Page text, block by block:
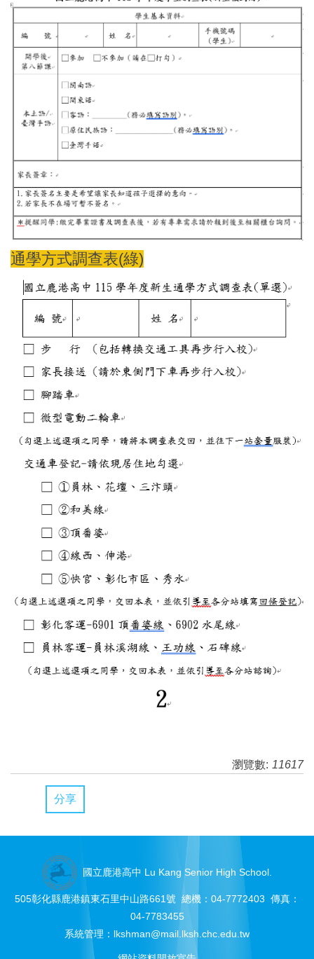
通學方式調查表(綠)
瀏覽數: 11617
分享
國立鹿港高中 Lu Kang Senior High School.
505彰化縣鹿港鎮東石里中山路661號 總機：04-7772403 傳真：
04-7783455
系統管理： lkshman@mail.lksh.chc.edu.tw